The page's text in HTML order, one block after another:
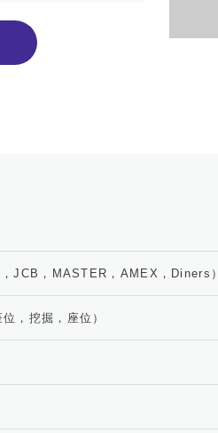
JCB，MASTER，AMEX，Diners）
，挖掘，座位）